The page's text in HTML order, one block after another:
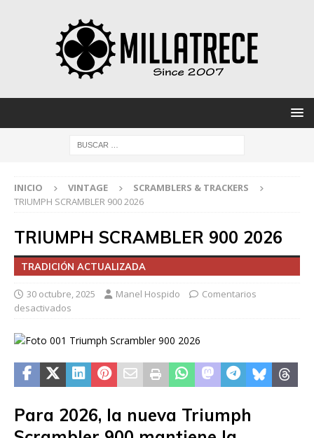
INICIO VINTAGE
SCRAMBLERS & TRACKERS
TRIUMPH SCRAMBLER 900 2026
TRIUMPH SCRAMBLER 900 2026
TRADICIÓN ACTUALIZADA
30 octubre, 2025 Manel Hospido
Comentarios
desactivados
Para 2026, la nueva Triumph